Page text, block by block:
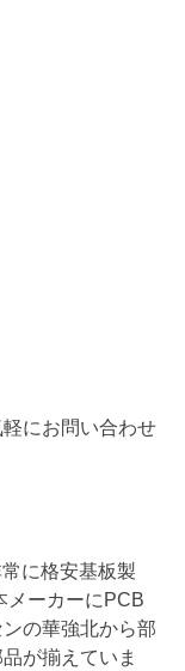
にお問い合わせ
に格安基板製
メーカーにPCB
の華強北から部
が揃えていま